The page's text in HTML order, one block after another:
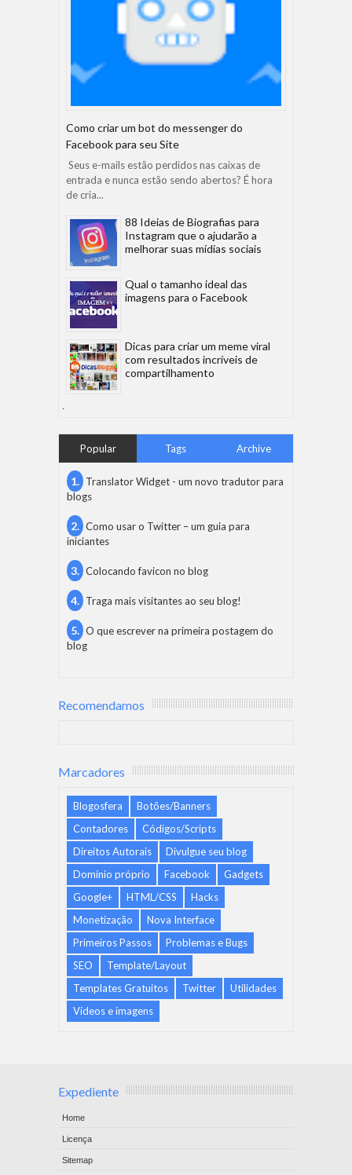
Como criar um bot do messenger do
Facebook para seu Site
Seus e-mails estão perdidos nas caixas de
entrada e nunca estão sendo abertos? É hora
de cria...
88 Ideias de Biografias para
Instagram que o ajudarão a
melhorar suas mídias sociais
Qual o tamanho ideal das
imagens para o Facebook
Dicas para criar um meme viral
com resultados incríveis de
compartilhamento
Popular Tags Archive
Translator Widget - um novo tradutor para
blogs
Como usar o Twitter – um guia para
iniciantes
Colocando favicon no blog
Traga mais visitantes ao seu blog!
O que escrever na primeira postagem do
blog
Recomendamos
Marcadores
Blogosfera
Botões/Banners
Contadores
Códigos/Scripts
Direitos Autorais
Divulgue seu blog
Domínio próprio
Facebook
Gadgets
Google+
HTML/CSS
Hacks
Monetização
Nova Interface
Primeiros Passos
Problemas e Bugs
SEO
Template/Layout
Templates Gratuitos
Twitter
Utilidades
Vídeos e imagens
Expediente
Home
Licença
Sitemap